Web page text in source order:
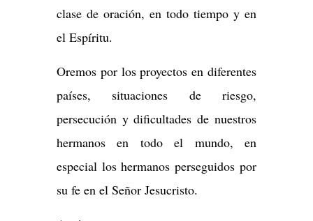
clase de oración, en todo tiempo y en
el Espíritu.
Oremos por los proyectos en diferentes
países, situaciones de riesgo,
persecución y dificultades de nuestros
hermanos en todo el mundo, en
especial los hermanos perseguidos por
su fe en el Señor Jesucristo.